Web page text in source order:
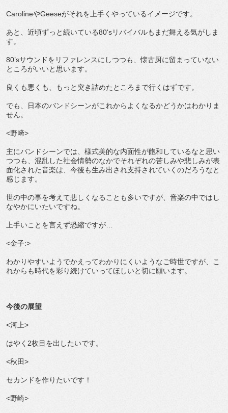
CarolineやGeeseがそれを上手くやっているイメージです。
あと、近頃ずっと続いている80'sリバイバルもまだ舞える気がしま
す。
80’sサウンドをリファレンスにしつつも、懐古厨に留まっていない
ところがいいと思います。
良くも悪くも、もっと突き詰めたところまで行くはずです。
でも、日本のバンドシーンがこれからよくなるかどうかはわかりま
せん。
<野﨑>
主にバンドシーンでは、様式美的な内面性が飽和しているなと思い
つつも、混乱した社会情勢のなかでそれぞれの苦しみや悲しみが表
面化された音楽は、今後も生み出され支持されていくのだろうなと
感じます。
世の中の事を考えて悲しくなることも多いですが、音楽の中ではし
なやかにいたいですね。
上手いことを言えず恐縮ですが…
<金子:>
わかりやすいようでかえってわかりにくいようなご時世ですが、こ
れからも時代を彩り続けていってほしいと切に願います。
今後の展望
<河上>
はやく2枚目を出したいです。
<秋田>
セカンドを作りたいです！
<野崎>